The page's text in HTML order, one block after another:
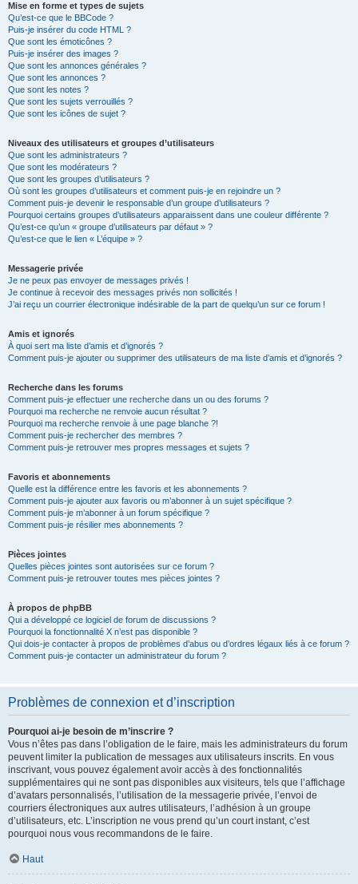
Mise en forme et types de sujets
Qu’est-ce que le BBCode ?
Puis-je insérer du code HTML ?
Que sont les émoticônes ?
Puis-je insérer des images ?
Que sont les annonces générales ?
Que sont les annonces ?
Que sont les notes ?
Que sont les sujets verrouillés ?
Que sont les icônes de sujet ?
Niveaux des utilisateurs et groupes d’utilisateurs
Que sont les administrateurs ?
Que sont les modérateurs ?
Que sont les groupes d’utilisateurs ?
Où sont les groupes d’utilisateurs et comment puis-je en rejoindre un ?
Comment puis-je devenir le responsable d’un groupe d’utilisateurs ?
Pourquoi certains groupes d’utilisateurs apparaissent dans une couleur différente ?
Qu’est-ce qu’un « groupe d’utilisateurs par défaut » ?
Qu’est-ce que le lien « L’équipe » ?
Messagerie privée
Je ne peux pas envoyer de messages privés !
Je continue à recevoir des messages privés non sollicités !
J’ai reçu un courrier électronique indésirable de la part de quelqu’un sur ce forum !
Amis et ignorés
À quoi sert ma liste d’amis et d’ignorés ?
Comment puis-je ajouter ou supprimer des utilisateurs de ma liste d’amis et d’ignorés ?
Recherche dans les forums
Comment puis-je effectuer une recherche dans un ou des forums ?
Pourquoi ma recherche ne renvoie aucun résultat ?
Pourquoi ma recherche renvoie à une page blanche ?!
Comment puis-je rechercher des membres ?
Comment puis-je retrouver mes propres messages et sujets ?
Favoris et abonnements
Quelle est la différence entre les favoris et les abonnements ?
Comment puis-je ajouter aux favoris ou m’abonner à un sujet spécifique ?
Comment puis-je m’abonner à un forum spécifique ?
Comment puis-je résilier mes abonnements ?
Pièces jointes
Quelles pièces jointes sont autorisées sur ce forum ?
Comment puis-je retrouver toutes mes pièces jointes ?
À propos de phpBB
Qui a développé ce logiciel de forum de discussions ?
Pourquoi la fonctionnalité X n’est pas disponible ?
Qui dois-je contacter à propos de problèmes d’abus ou d’ordres légaux liés à ce forum ?
Comment puis-je contacter un administrateur du forum ?
Problèmes de connexion et d’inscription
Pourquoi ai-je besoin de m’inscrire ?
Vous n’êtes pas dans l’obligation de le faire, mais les administrateurs du forum
peuvent limiter la publication de messages aux utilisateurs inscrits. En vous
inscrivant, vous pouvez également avoir accès à des fonctionnalités
supplémentaires qui ne sont pas disponibles aux visiteurs, tels que l’affichage
d’avatars personnalisés, l’utilisation de la messagerie privée, l’envoi de
courriers électroniques aux autres utilisateurs, l’adhésion à un groupe
d’utilisateurs, etc. L’inscription ne vous prend qu’un court instant, c’est
pourquoi nous vous recommandons de le faire.
Haut